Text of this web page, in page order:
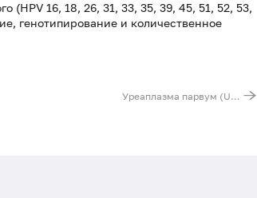
(HPV 16, 18, 26, 31, 33, 35, 39, 45, 51, 52, 53,
генотипирование и количественное
Уреаплазма парвум (Ureaplasma parvum), ДНК [реал-тайм ПЦР],количественно